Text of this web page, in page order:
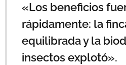
«Los beneficios
rápidamente: la
equilibrada y la
insectos explotó».